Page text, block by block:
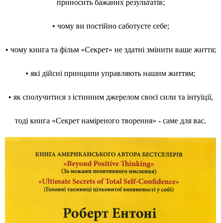
приносить бажаних результатів;
• чому ви постійно саботуєте себе;
• чому книга та фільм «Секрет» не здатні змінити ваше життя;
• які дійсні принципи управляють нашим життям;
• як сполучитися з істинним джерелом своєї сили та інтуїції,
тоді книга «Секрет наміреного творення» - саме для вас.